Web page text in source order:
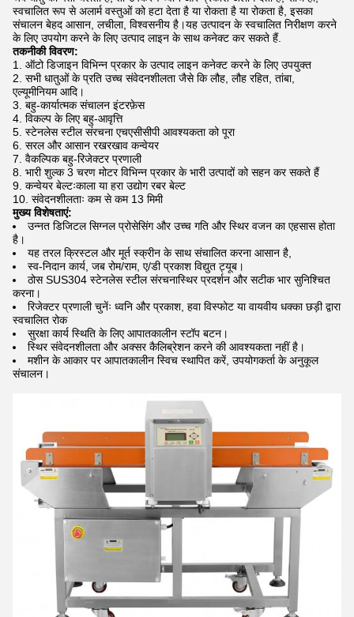
स्वचालित रूप से अलार्म वस्तुओं को हटा देता है या रोकता है या रोकता है, इसका
संचालन बेहद आसान, लचीला, विश्वसनीय है।यह उत्पादन के स्वचालित निरीक्षण करने
के लिए उपयोग करने के लिए उत्पाद लाइन के साथ कनेक्ट कर सकते हैं.
तकनीकी विवरण:
ऑटो डिजाइन विभिन्न प्रकार के उत्पाद लाइन कनेक्ट करने के लिए उपयुक्त
सभी धातुओं के प्रति उच्च संवेदनशीलता जैसे कि लौह, लौह रहित, तांबा,
एल्यूमीनियम आदि।
बहु-कार्यात्मक संचालन इंटरफ़ेस
विकल्प के लिए बहु-आवृत्ति
स्टेनलेस स्टील संरचना एचएसीसीपी आवश्यकता को पूरा
सरल और आसान रखरखाव कन्वेयर
वैकल्पिक बहु-रिजेक्टर प्रणाली
भारी शुल्क 3 चरण मोटर विभिन्न प्रकार के भारी उत्पादों को सहन कर सकते हैं
कन्वेयर बेल्टःकाला या हरा उद्योग रबर बेल्ट
संवेदनशीलताः कम से कम 13 मिमी
मुख्य विशेषताएं:
उन्नत डिजिटल सिग्नल प्रोसेसिंग और उच्च गति और स्थिर वजन का एहसास होता
है।
यह तरल क्रिस्टल और मूर्त स्क्रीन के साथ संचालित करना आसान है,
स्व-निदान कार्य, जब रोम/राम, ए/डी प्रकाश विद्युत ट्यूब।
ठोस SUS304 स्टेनलेस स्टील संरचनास्थिर प्रदर्शन और सटीक भार सुनिश्चित
करना।
रिजेक्टर प्रणाली चुनेंः ध्वनि और प्रकाश, हवा विस्फोट या वायवीय धक्का छड़ी द्वारा
स्वचालित रोक
सुरक्षा कार्य स्थिति के लिए आपातकालीन स्टॉप बटन।
स्थिर संवेदनशीलता और अक्सर कैलिब्रेशन करने की आवश्यकता नहीं है।
मशीन के आकार पर आपातकालीन स्विच स्थापित करें, उपयोगकर्ता के अनुकूल
संचालन।